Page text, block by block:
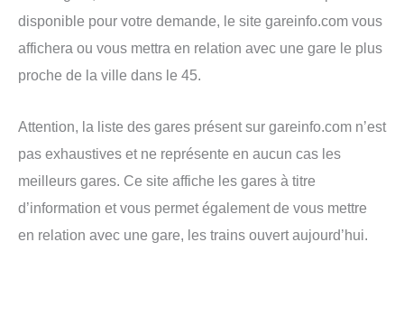
disponible pour votre demande, le site gareinfo.com vous
affichera ou vous mettra en relation avec une gare le plus
proche de la ville dans le 45.
Attention, la liste des gares présent sur gareinfo.com n’est
pas exhaustives et ne représente en aucun cas les
meilleurs gares. Ce site affiche les gares à titre
d’information et vous permet également de vous mettre
en relation avec une gare, les trains ouvert aujourd’hui.